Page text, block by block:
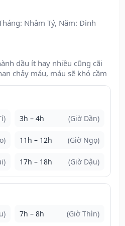
Nhâm Tý, Năm: Đinh
dầu ít hay nhiều cũng cãi
chảy máu, máu sẽ khó cầm
3h – 4h (Giờ Dần)
11h – 12h (Giờ Ngọ)
17h – 18h (Giờ Dậu)
7h – 8h (Giờ Thìn)